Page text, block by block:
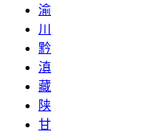
渝
川
黔
滇
藏
陕
甘